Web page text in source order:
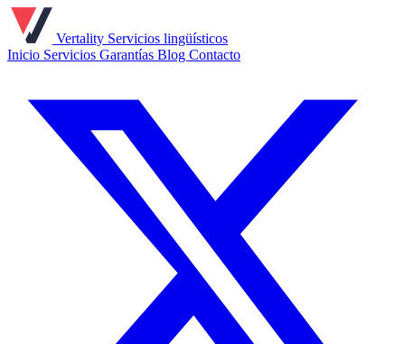
Vertality Servicios lingüísticos
Inicio Servicios Garantías Blog Contacto